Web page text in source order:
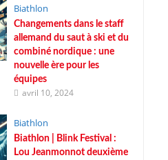
Biathlon
Changements dans le staff
allemand du saut à ski et du
combiné nordique : une
nouvelle ère pour les
équipes
avril 10, 2024
Biathlon
Biathlon | Blink Festival :
Lou Jeanmonnot deuxième